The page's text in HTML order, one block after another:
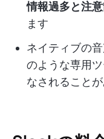
情報過多と注
ます
ネイティブの
のような専用
なされること